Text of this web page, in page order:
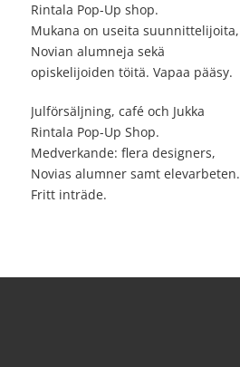
Rintala Pop-Up shop.
Mukana on useita suunnittelijoita,
Novian alumneja sekä
opiskelijoiden töitä. Vapaa pääsy.
Julförsäljning, café och Jukka
Rintala Pop-Up Shop.
Medverkande: flera designers,
Novias alumner samt elevarbeten.
Fritt inträde.